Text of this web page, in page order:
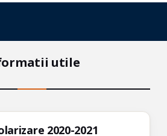
utile
2020-2021